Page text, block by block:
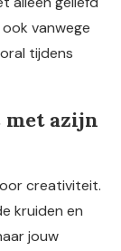
vanwege
tijdens
met azijn
creativiteit.
kruiden en
jouw